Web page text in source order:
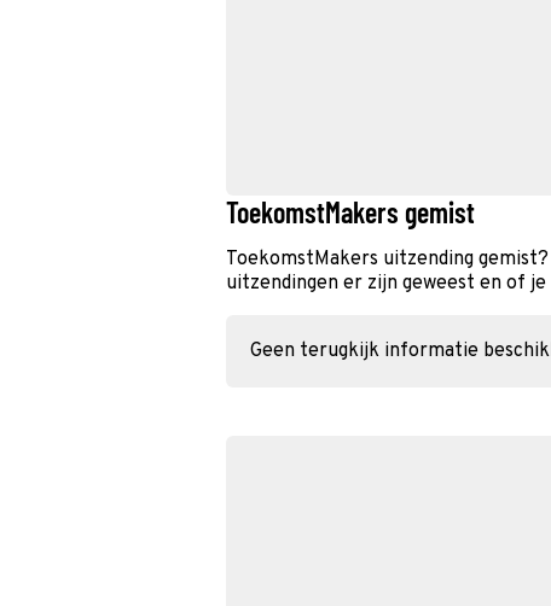
ToekomstMakers gemist
ToekomstMakers uitzending
uitzendingen er zijn geweest en of
Geen terugkijk informatie